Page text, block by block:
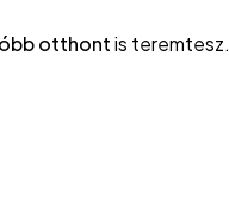
otthontis teremtesz.